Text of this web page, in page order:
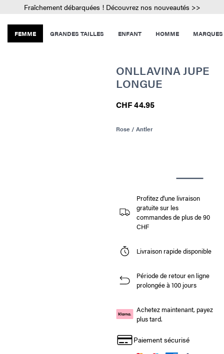
Fraîchement débarquées ! Découvrez nos nouveautés >>
FEMME GRANDES TAILLES ENFANT HOMME MARQUES
ONLLAVINA JUPE
LONGUE
CHF 44.95
Rose / Antler
Profitez d'une livraison
gratuite sur les
commandes de plus de 90
CHF
Livraison rapide disponible
Période de retour en ligne
prolongée à 100 jours
Achetez maintenant, payez
plus tard.
Paiement sécurisé